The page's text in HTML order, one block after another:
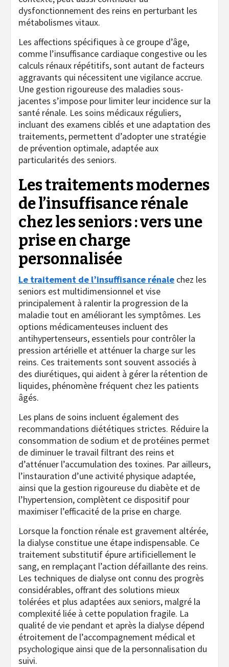
dysfonctionnement des reins en perturbant les
métabolismes vitaux.
Les affections spécifiques à ce groupe d’âge,
comme l’insuffisance cardiaque congestive ou les
calculs rénaux répétitifs, sont autant de facteurs
aggravants qui nécessitent une vigilance accrue.
Une gestion rigoureuse des maladies sous-
jacentes s’impose pour limiter leur incidence sur la
santé rénale. Les soins médicaux réguliers,
incluant des examens ciblés et une adaptation des
traitements, permettent d’adopter une stratégie
de prévention optimale, adaptée aux
particularités des seniors.
Les traitements modernes
de l’insuffisance rénale
chez les seniors : vers une
prise en charge
personnalisée
Le traitement de l’insuffisance rénale chez les
seniors est multidimensionnel et vise
principalement à ralentir la progression de la
maladie tout en améliorant les symptômes. Les
options médicamenteuses incluent des
antihypertenseurs, essentiels pour contrôler la
pression artérielle et atténuer la charge sur les
reins. Ces traitements sont souvent associés à
des diurétiques, qui aident à gérer la rétention de
liquides, phénomène fréquent chez les patients
âgés.
Les plans de soins incluent également des
recommandations diététiques strictes. Réduire la
consommation de sodium et de protéines permet
de diminuer le travail filtrant des reins et
d’atténuer l’accumulation des toxines. Par ailleurs,
l’instauration d’une activité physique adaptée,
ainsi que la gestion rigoureuse du diabète et de
l’hypertension, complètent ce dispositif pour
maximiser l’efficacité de la prise en charge.
Lorsque la fonction rénale est gravement altérée,
la dialyse constitue une étape indispensable. Ce
traitement substitutif épure artificiellement le
sang, en remplaçant l’action défaillante des reins.
Les techniques de dialyse ont connu des progrès
considérables, offrant des solutions mieux
tolérées et plus adaptées aux seniors, malgré la
complexité liée à cette population fragile. La
qualité de vie pendant et après la dialyse dépend
étroitement de l’accompagnement médical et
psychologique ainsi que de la personnalisation du
suivi.